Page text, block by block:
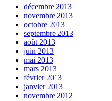
décembre 2013
novembre 2013
octobre 2013
septembre 2013
août 2013
juin 2013
mai 2013
mars 2013
février 2013
janvier 2013
novembre 2012